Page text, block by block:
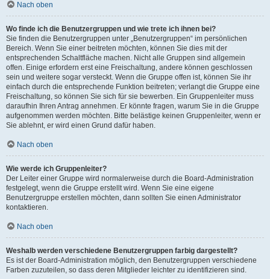
Nach oben
Wo finde ich die Benutzergruppen und wie trete ich ihnen bei?
Sie finden die Benutzergruppen unter „Benutzergruppen“ im persönlichen
Bereich. Wenn Sie einer beitreten möchten, können Sie dies mit der
entsprechenden Schaltfläche machen. Nicht alle Gruppen sind allgemein
offen. Einige erfordern erst eine Freischaltung, andere können geschlossen
sein und weitere sogar versteckt. Wenn die Gruppe offen ist, können Sie ihr
einfach durch die entsprechende Funktion beitreten; verlangt die Gruppe eine
Freischaltung, so können Sie sich für sie bewerben. Ein Gruppenleiter muss
daraufhin Ihren Antrag annehmen. Er könnte fragen, warum Sie in die Gruppe
aufgenommen werden möchten. Bitte belästige keinen Gruppenleiter, wenn er
Sie ablehnt, er wird einen Grund dafür haben.
Nach oben
Wie werde ich Gruppenleiter?
Der Leiter einer Gruppe wird normalerweise durch die Board-Administration
festgelegt, wenn die Gruppe erstellt wird. Wenn Sie eine eigene
Benutzergruppe erstellen möchten, dann sollten Sie einen Administrator
kontaktieren.
Nach oben
Weshalb werden verschiedene Benutzergruppen farbig dargestellt?
Es ist der Board-Administration möglich, den Benutzergruppen verschiedene
Farben zuzuteilen, so dass deren Mitglieder leichter zu identifizieren sind.